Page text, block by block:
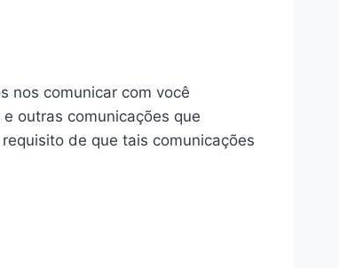
nos comunicar com você
outras comunicações que
de que tais comunicações